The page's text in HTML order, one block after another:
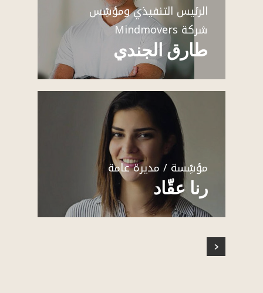
الرئيس التنفيذي ومؤسِّس
شركة Mindmovers
طارق الجندي
مؤسِّسة / مديرة عامة
رنا عقّاد